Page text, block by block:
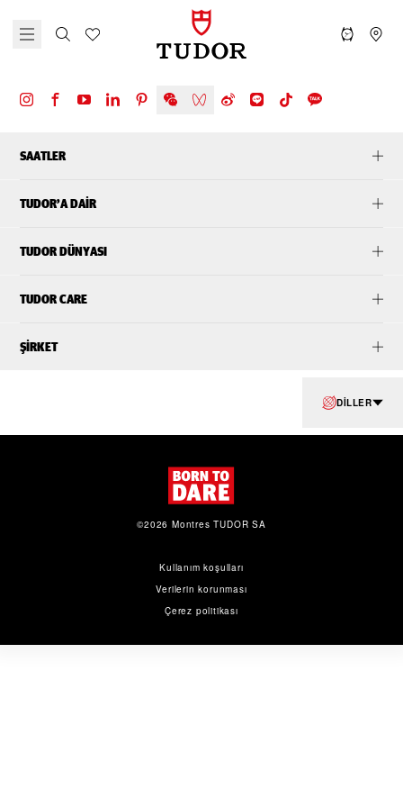
SAATLER
TUDOR’A DAIR
TUDOR DÜNYASI
TUDOR CARE
ŞIRKET
DILLER
Kullanım koşulları
Verilerin korunması
Çerez politikası
©2026 Montres TUDOR SA